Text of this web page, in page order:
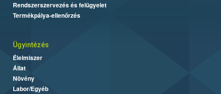
Rendszerszervezés és felügyelet
Termékpálya-ellenőrzés
Ügyintézés
Élelmiszer
Állat
Növény
Labor/Egyéb